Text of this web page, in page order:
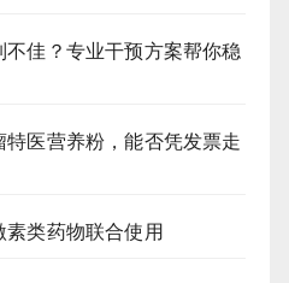
佳？专业干预方案帮你稳
医营养粉，能否凭发票走
类药物联合使用